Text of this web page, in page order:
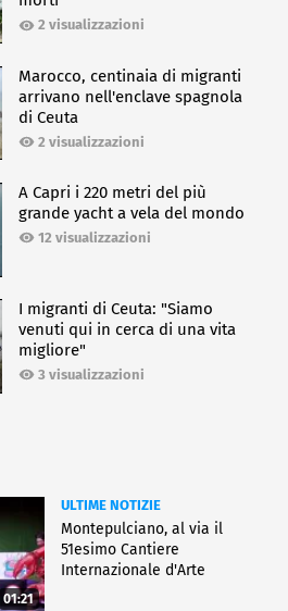
2 visualizzazioni
Marocco, centinaia di migranti
arrivano nell'enclave spagnola
di Ceuta
2 visualizzazioni
A Capri i 220 metri del più
grande yacht a vela del mondo
12 visualizzazioni
I migranti di Ceuta: "Siamo
venuti qui in cerca di una vita
migliore"
3 visualizzazioni
01:21
ULTIME NOTIZIE
Montepulciano, al via il
51esimo Cantiere
Internazionale d'Arte